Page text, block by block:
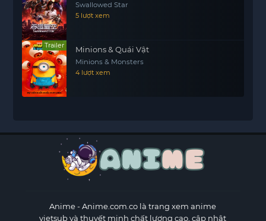
Swallowed Star
5 lượt xem
Trailer Minions & Quái Vật
Minions & Monsters
4 lượt xem
Anime- Anime.com.co là trang xem anime
vietsub và thuyết minh chất lượng cao, cập nhật